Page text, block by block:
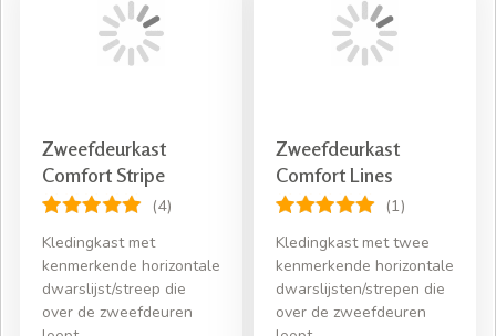
Zweefdeurkast
Comfort Stripe
(4)
Kledingkast met
kenmerkende horizontale
dwarslijst/streep die
over de zweefdeuren
Zweefdeurkast
Comfort Lines
(1)
Kledingkast met twee
kenmerkende horizontale
dwarslijsten/strepen die
over de zweefdeuren